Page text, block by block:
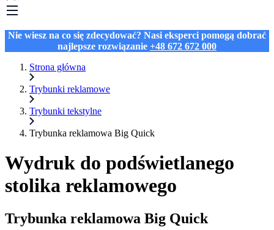
Nie wiesz na co się zdecydować? Nasi eksperci pomogą dobrać
najlepsze rozwiązanie +48 672 672 000
Strona główna
Trybunki reklamowe
Trybunki tekstylne
Trybunka reklamowa Big Quick
Wydruk do podświetlanego
stolika reklamowego
Trybunka reklamowa Big Quick